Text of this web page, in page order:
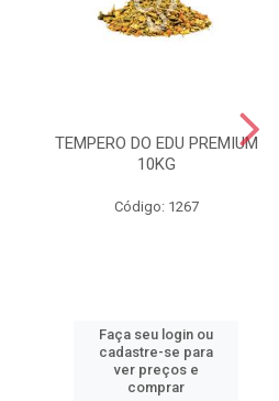
TEMPERO DO EDU PREMIUM
10KG
Código: 1267
Faça seu login ou
cadastre-se para
ver preços e
comprar